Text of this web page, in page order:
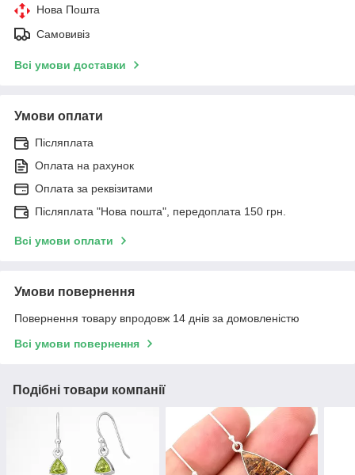
Нова Пошта
Самовивіз
Всі умови доставки
Умови оплати
Післяплата
Оплата на рахунок
Оплата за реквізитами
Післяплата "Нова пошта", передоплата 150 грн.
Всі умови оплати
Умови повернення
Повернення товару впродовж 14 днів за домовленістю
Всі умови повернення
Подібні товари компанії